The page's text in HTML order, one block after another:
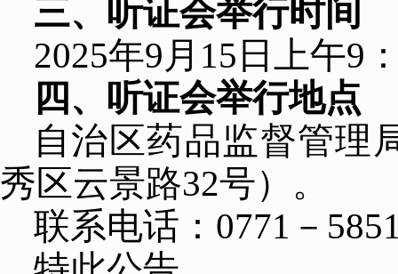
三、听证会举行时间
2025年9 月 15 日 上午9
四、听证会举行地点
自治区药品监督管理
秀区云景路32号） 。
联系电话：0771－